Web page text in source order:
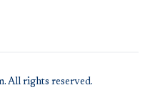
All rights reserved.